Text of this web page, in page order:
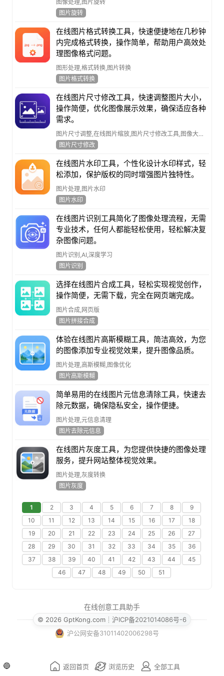
图像处理,图片旋转
图片旋转
在线图片格式转换工具，快速便捷地在几秒钟
内完成格式转换，操作简单，帮助用户高效处
理图像格式问题。
图形处理,格式转换,图片转换
图片格式转换
在线图片尺寸修改工具，快速调整图片大小，
操作简便，优化图像展示效果，确保适应各种
需求。
图片尺寸调整,在线图片缩放,图片尺寸修改工具,图像大小调整,图片压缩与裁剪
图片尺寸修改
在线图片水印工具，个性化设计水印样式，轻
松添加，保护版权的同时增强图片独特性。
图片处理,图片水印
图片水印
在线图片识别工具简化了图像处理流程，无需
专业技术，任何人都能轻松使用，轻松解决复
杂图像问题。
图片识别,AI,深度学习
图片识别
选择在线图片合成工具，轻松实现视觉创作，
操作简便，无需下载，完全在网页端完成。
图片合成,网页版
图片拼接合成
体验在线图片高斯模糊工具，简洁高效，为您
的图像添加专业视觉效果，提升图像品质。
图片处理,高斯模糊,图像优化
图片高斯模糊
简单易用的在线图片元信息清除工具，快速去
除元数据，确保隐私安全，操作便捷。
图片处理,元信息清理
图片去除元信息
在线图片灰度工具，为您提供快捷的图像处理
服务，提升网站整体视觉效果。
图片处理,灰度转换
图片灰度
1 2 3 4 5 6 7 8
9
10
11 12 13 14 15 16 17
18
19
20 21 22 23 24 25 26
27
28
29 30 31 32 33 34 35
36
37
38 39 40 41 42 43 44
45
46
47 48 49 50 51
在线创意工具助手
© 2026 GptKong.com ┊ 沪ICP备2021014086号-6
沪公网安备31011402006298号
🔵 返回首页 浏览历史 全部工具